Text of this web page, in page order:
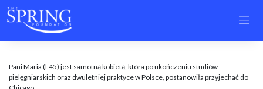
Skip
content
Pani Maria (l.45) jest samotną kobietą, która po ukończeniu studiów
pielęgniarskich oraz dwuletniej praktyce w Polsce, postanowiła przyjechać do